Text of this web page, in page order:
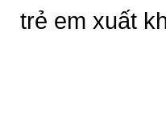
trẻ em xuất